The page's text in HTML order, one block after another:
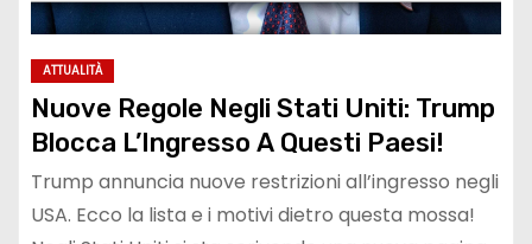
ATTUALITÀ
Nuove Regole Negli Stati Uniti: Trump
Blocca L’Ingresso A Questi Paesi!
Trump annuncia nuove restrizioni all’ingresso negli
USA. Ecco la lista e i motivi dietro questa mossa!